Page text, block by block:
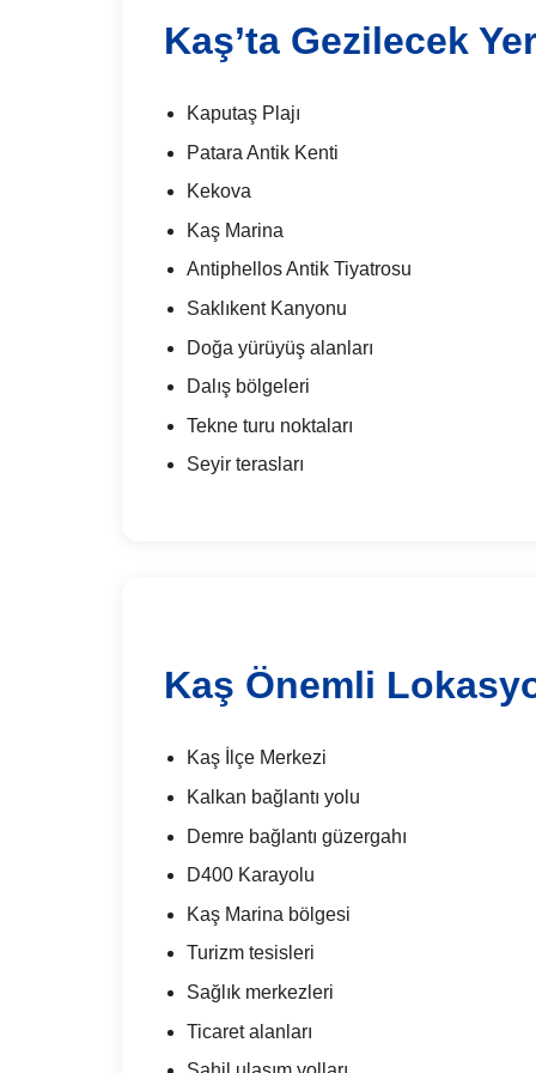
Kaş’ta Gezilecek
Kaputaş Plajı
Patara Antik Kenti
Kekova
Kaş Marina
Antiphellos Antik Tiyatrosu
Saklıkent Kanyonu
Doğa yürüyüş alanları
Dalış bölgeleri
Tekne turu noktaları
Seyir terasları
Kaş Önemli
Kaş İlçe Merkezi
Kalkan bağlantı yolu
Demre bağlantı güzergahı
D400 Karayolu
Kaş Marina bölgesi
Turizm tesisleri
Sağlık merkezleri
Ticaret alanları